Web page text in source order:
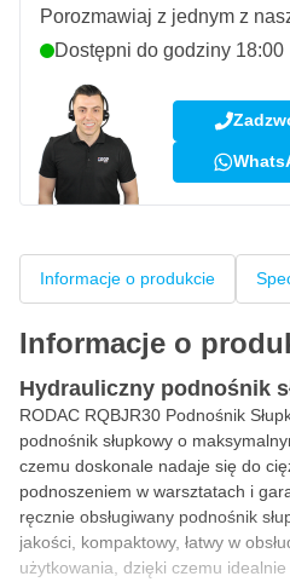
Porozmawiaj z jednym z
Dostępni do godziny 18:00
Informacje o produkcie
Informacje o
Hydrauliczny podnośnik
RODAC RQBJR30 Podnośnik
podnośnik słupkowy o
czemu doskonale nadaje się do
podnoszeniem w warsztatach i
ręcznie obsługiwany podnośnik
jakości, kompaktowy, łatwy w
użytkowania, dzięki czemu